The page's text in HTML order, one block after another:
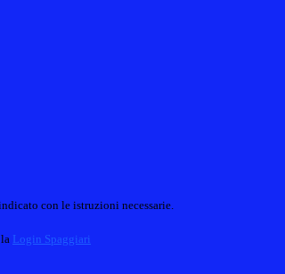
con le istruzioni necessarie.
Login Spaggiari